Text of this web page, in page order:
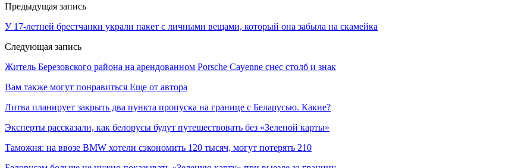
Предыдущая запись
У 17-летней брестчанки украли пакет с личными вещами, который она забыла на скамейка
Следующая запись
Житель Березовского района на арендованном Porsche Cayenne снес столб и знак
Вам также могут понравиться Еще от автора
Литва планирует закрыть два пункта пропуска на границе с Беларусью. Какие?
Эксперты рассказали, как белорусы будут путешествовать без «Зеленой карты»
Таможня: на ввозе BMW хотели сэкономить 120 тысяч, могут потерять 210